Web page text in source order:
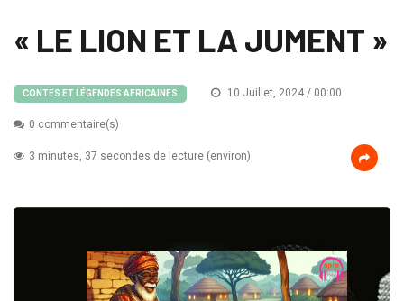
« LE LION ET LA JUMENT »
CONTES ET LÉGENDES AFRICAINES 10 Juillet, 2024 / 00:00
0 commentaire(s)
3 minutes, 37 secondes de lecture (environ)